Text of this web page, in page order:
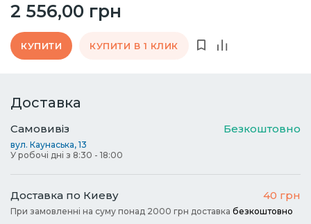
2 556,00 грн
КУПИТИ КУПИТИ В 1 КЛИК
Доставка
Самовивіз Безкоштовно
вул. Каунаська, 13
У робочі дні з 8:30 - 18:00
Доставка по Киеву 40 грн
При замовленні на суму понад 2000 грн доставка безкоштовно